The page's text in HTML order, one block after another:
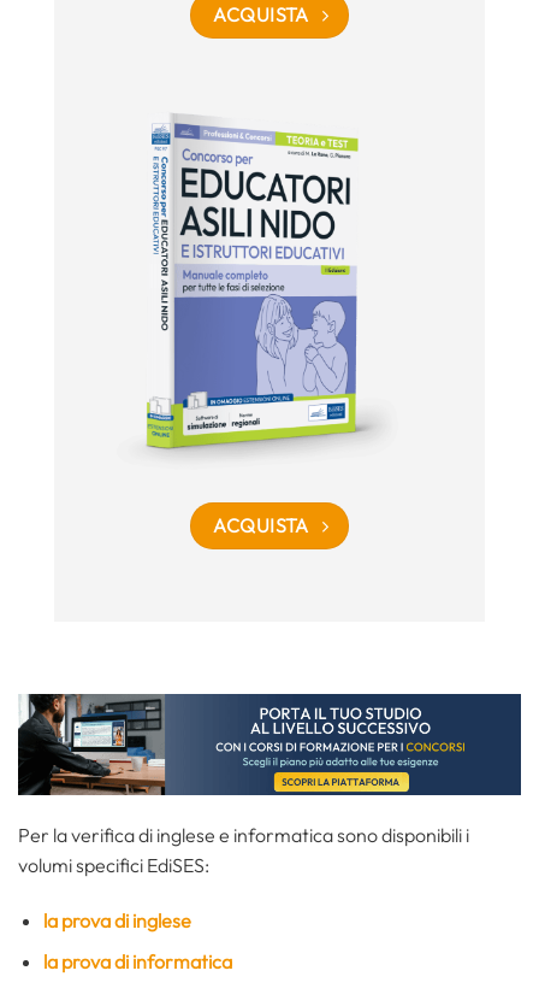
ACQUISTA
ACQUISTA
Per la verifica di inglese e informatica sono disponibili i
volumi specifici EdiSES:
la prova di inglese
la prova di informatica